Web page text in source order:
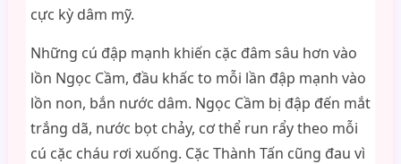
cực kỳ dâm mỹ.
Những cú đập mạnh khiến cặc đâm sâu hơn vào
lồn Ngọc Cầm, đầu khấc to mỗi lần đập mạnh vào
lồn non, bắn nước dâm. Ngọc Cầm bị đập đến mắt
trắng dã, nước bọt chảy, cơ thể run rẩy theo mỗi
cú cặc cháu rơi xuống. Cặc Thành Tấn cũng đau vì